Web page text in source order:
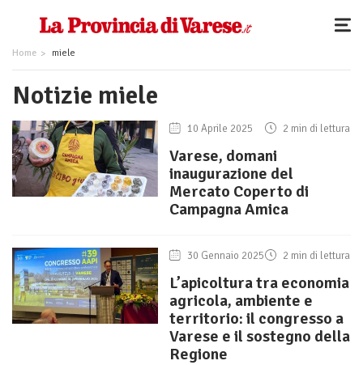
Home miele
Notizie miele
10 Aprile 2025 2 min di lettura
Varese, domani
inaugurazione del
Mercato Coperto di
Campagna Amica
30 Gennaio 2025 2 min di lettura
L’apicoltura tra economia
agricola, ambiente e
territorio: il congresso a
Varese e il sostegno della
Regione